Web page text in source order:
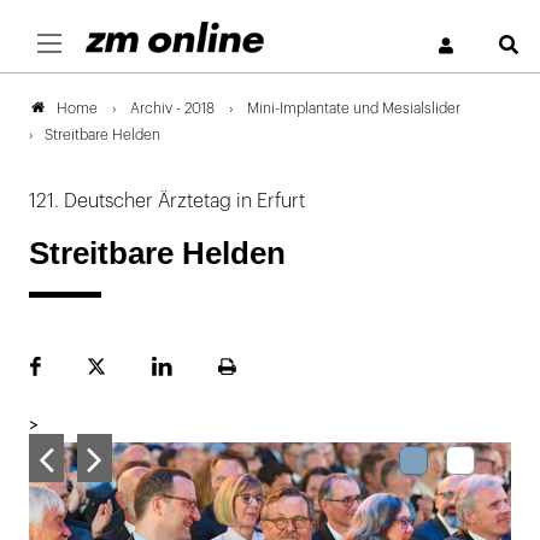
Home Archiv - 2018
Mini-Implantate und Mesialslider
Streitbare Helden
121. Deutscher Ärztetag in Erfurt
Streitbare Helden
FacebookPlattformLinekdInSeite
>